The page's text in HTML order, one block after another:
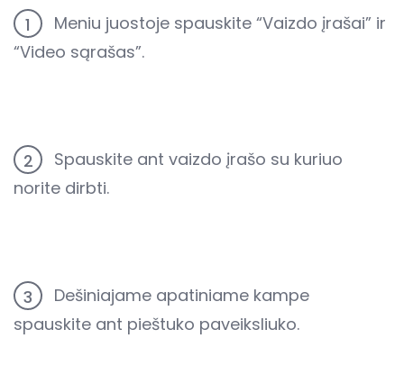
1
Meniu juostoje spauskite “Vaizdo įrašai” ir
“Video sąrašas”.
2
Spauskite ant vaizdo įrašo su kuriuo
norite dirbti.
3
Dešiniajame apatiniame kampe
spauskite ant pieštuko paveiksliuko.